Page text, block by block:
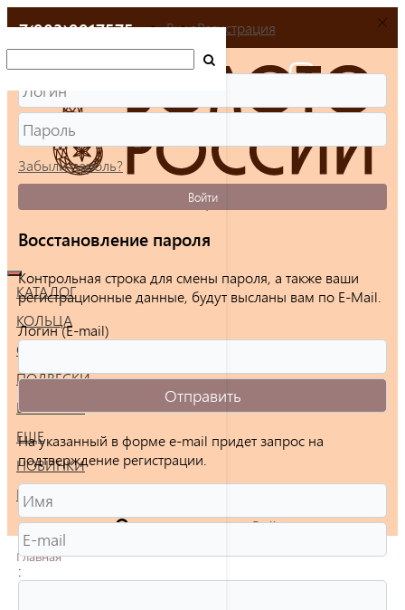
+7(903)9917575
КАТАЛОГ
КОЛЬЦА
СЕРЬГИ
ПОДВЕСКИ
БРАСЛЕТЫ
ЕЩЕ
НОВИНКИ
РАСПРОДАЖА
Войти
Главная
ВходРегистрация
Забыли пароль?
Войти
Восстановление пароля
Контрольная строка для смены пароля, а также ваши
регистрационные данные, будут высланы вам по E-Mail.
Логин (E-mail)
На указанный в форме e-mail придет запрос на
подтверждение регистрации.
: